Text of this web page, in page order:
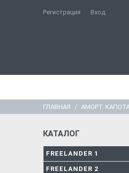
Регистрация Вход
ГЛАВНАЯ АМОРТ.
КАТАЛОГ
FREELANDER 1
FREELANDER 2